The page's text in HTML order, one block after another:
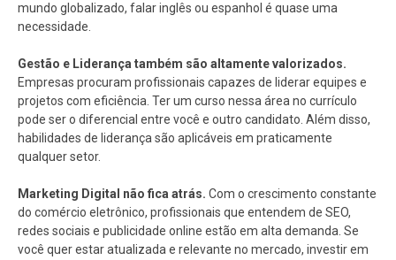
mundo globalizado, falar inglês ou espanhol é quase uma
necessidade.
Gestão e Liderança também são altamente valorizados.
Empresas procuram profissionais capazes de liderar equipes e
projetos com eficiência. Ter um curso nessa área no currículo
pode ser o diferencial entre você e outro candidato. Além disso,
habilidades de liderança são aplicáveis em praticamente
qualquer setor.
Marketing Digital não fica atrás. Com o crescimento constante
do comércio eletrônico, profissionais que entendem de SEO,
redes sociais e publicidade online estão em alta demanda. Se
você quer estar atualizada e relevante no mercado, investir em